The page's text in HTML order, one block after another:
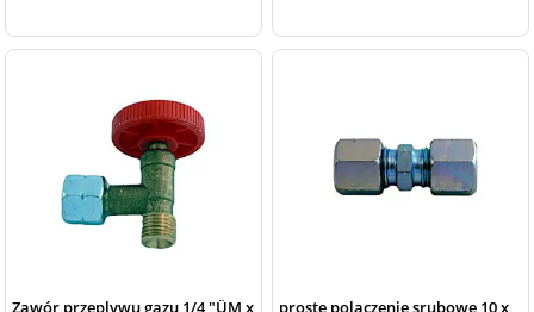
Zawór przeplywu gazu 1/4 "ÜM x
proste polaczenie srubowe 10 x